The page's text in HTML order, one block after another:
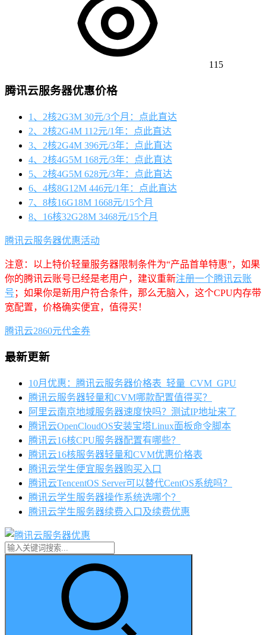
115
腾讯云服务器优惠价格
1、2核2G3M 30元/3个月：点此直达
2、2核2G4M 112元/1年：点此直达
3、2核2G4M 396元/3年：点此直达
4、2核4G5M 168元/3年：点此直达
5、2核4G5M 628元/3年：点此直达
6、4核8G12M 446元/1年：点此直达
7、8核16G18M 1668元/15个月
8、16核32G28M 3468元/15个月
腾讯云服务器优惠活动
注意：以上特价轻量服务器限制条件为“产品首单特惠”，如果
你的腾讯云账号已经是老用户，建议重新注册一个腾讯云账
号 ；如果你是新用户符合条件，那么无脑入，这个CPU内存带
宽配置，价格确实便宜，值得买！
腾讯云2860元代金券
最新更新
10月优惠：腾讯云服务器价格表_轻量_CVM_GPU
腾讯云服务器轻量和CVM哪款配置值得买？
阿里云南京地域服务器速度快吗？测试IP地址来了
腾讯云OpenCloudOS安装宝塔Linux面板命令脚本
腾讯云16核CPU服务器配置有哪些？
腾讯云16核服务器轻量和CVM优惠价格表
腾讯云学生便宜服务器购买入口
腾讯云TencentOS Server可以替代CentOS系统吗？
腾讯云学生服务器操作系统选哪个？
腾讯云学生服务器续费入口及续费优惠